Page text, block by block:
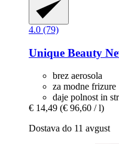
4.0 (79)
Unique Beauty
brez aerosola
za modne frizure
daje polnost in
€ 14,49 (€ 96,60 / l)
Dostava do 11 avgust